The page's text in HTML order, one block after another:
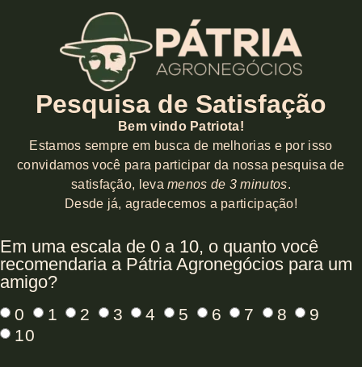
Pesquisa de Satisfação
Bem vindo Patriota!
Estamos sempre em busca de melhorias e por isso
convidamos você para participar da nossa pesquisa de
satisfação, levamenos de 3 minutos.
Desde já, agradecemos a participação!
Em uma escala de 0 a 10, o quanto você
recomendaria a Pátria Agronegócios para um
amigo?
0 1 2 3 4 5 6 7 8
9
10